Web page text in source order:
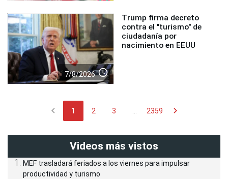
7/8/2026 access_time
Trump firma decreto
contra el "turismo" de
ciudadanía por
nacimiento en EEUU
chevron_left 1 2 3 ... 2359 chevron_right
Videos más vistos
MEF trasladará feriados a los viernes para impulsar
productividad y turismo